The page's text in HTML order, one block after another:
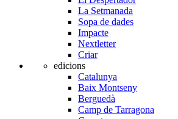
La Setmanada
Sopa de dades
Impacte
Nextletter
Criar
edicions
Catalunya
Baix Montseny
Berguedà
Camp de Tarragona